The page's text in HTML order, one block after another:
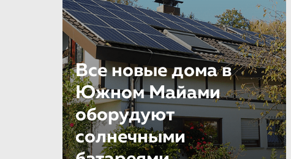
Все новые дома в
Южном Майами
оборудуют
солнечными